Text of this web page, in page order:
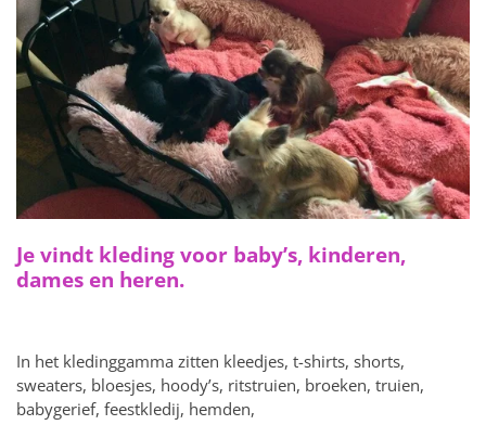
Je vindt kleding voor baby’s, kinderen,
dames en heren.
In het kledinggamma zitten kleedjes, t-shirts, shorts,
sweaters, bloesjes, hoody’s, ritstruien, broeken, truien,
babygerief, feestkledij, hemden,